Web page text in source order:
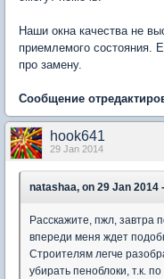
Наши окна качества не
приемлемого состояния.
про замену.
Сообщение
hook641
29 Jan 2014
natashaa, on 29 Jan 2014
Расскажите, пжл, завтра
впереди меня ждет
Строителям легче
убирать пеноблоки, т.к.